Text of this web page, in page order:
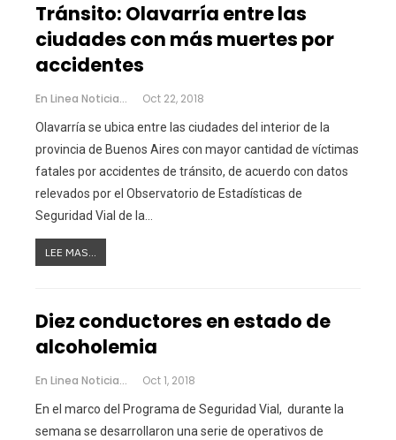
Tránsito: Olavarría entre las
ciudades con más muertes por
accidentes
En Linea Noticias Oct 22, 2018
Olavarría se ubica entre las ciudades del interior de la
provincia de Buenos Aires con mayor cantidad de víctimas
fatales por accidentes de tránsito, de acuerdo con datos
relevados por el Observatorio de Estadísticas de
Seguridad Vial de la…
LEE MAS...
Diez conductores en estado de
alcoholemia
En Linea Noticias Oct 1, 2018
En el marco del Programa de Seguridad Vial, durante la
semana se desarrollaron una serie de operativos de